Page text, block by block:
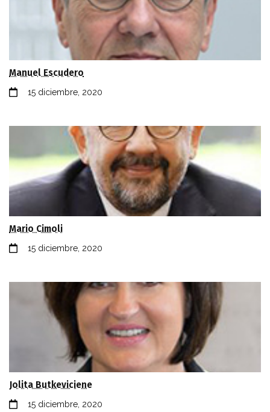
Manuel Escudero
15 diciembre, 2020
Mario Cimoli
15 diciembre, 2020
Jolita Butkeviciene
15 diciembre, 2020